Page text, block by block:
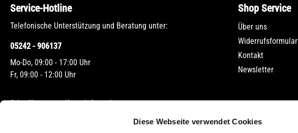
Diese Webseite verwendet Cookies
Service-Hotline
Telefonische Unterstützung und Beratung unter:
05242 - 906137
Mo-Do, 09:00 - 17:00 Uhr
Fr, 09:00 - 12:00 Uhr
Oder über unserKontaktformular.
Shop Service
Über uns
Widerrufsformular
Kontakt
Newsletter